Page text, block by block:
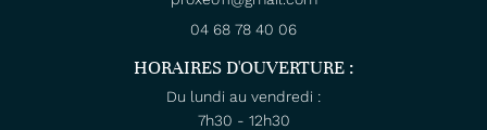
04 68 78 40 06
HORAIRES D'OUVERTURE :
Du lundi au vendredi :
7h30 - 12h30